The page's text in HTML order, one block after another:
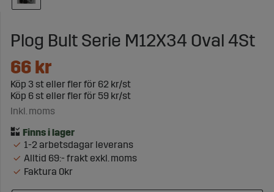
Plog Bult Serie M12X34 Oval 4St
66 kr
Köp 3 st eller fler för 62 kr/st
Köp 6 st eller fler för 59 kr/st
Inkl. moms
1-2 arbetsdagar leverans
Alltid 69:- frakt exkl. moms
Faktura 0kr